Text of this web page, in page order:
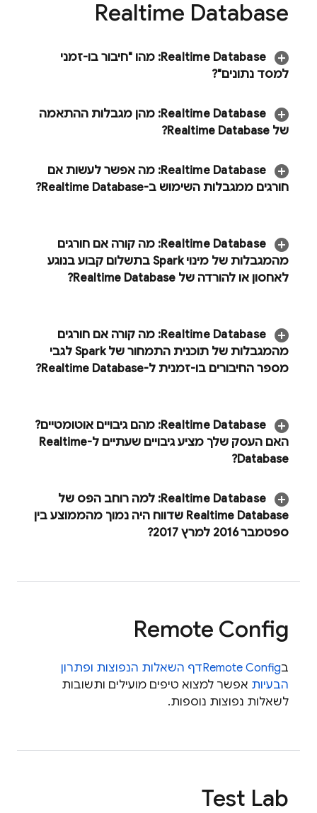
Realtime Database
Realtime Database
: מהו "חיבור בו-זמני
למסד נתונים"?
Realtime Database
: מהן מגבלות ההתאמה
של Realtime Database
?
Realtime Database
: מה אפשר לעשות אם
חורגים ממגבלות השימוש ב-Realtime Database
?
Realtime Database
: מה קורה אם חורגים
מהמגבלות של מינוי Spark בתשלום קבוע בנוגע
לאחסון או להורדה של Realtime Database
?
Realtime Database
: מה קורה אם חורגים
מהמגבלות של תוכנית התמחור של Spark לגבי
מספר החיבורים בו-זמנית ל-Realtime Database
?
Realtime Database
: מהם גיבויים אוטומטיים?
האם העסק שלך מציע גיבויים שעתיים ל-Realtime
Database
?
Realtime Database
: למה רוחב הפס של
Realtime Database שדווח היה נמוך מהממוצע בין
ספטמבר 2016 למרץ 2017?
Remote Config
בRemote Configדף השאלות הנפוצות ופתרון
הבעיות אפשר למצוא טיפים מועילים ותשובות
לשאלות נפוצות נוספות.
Test Lab